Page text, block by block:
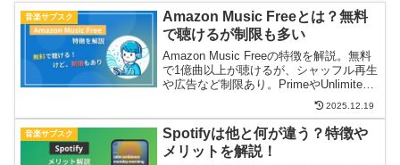
音楽サブスク
Amazon Music Freeとは？無料
で聴けるが制限も多い
Amazon Music Freeの特徴を解説。無料
で1億曲以上が聴けるが、シャッフル再生
や広告など制限あり。PrimeやUnlimited
2025.12.19
音楽サブスク
Spotifyは他と何が違う？特徴や
メリットを解説！